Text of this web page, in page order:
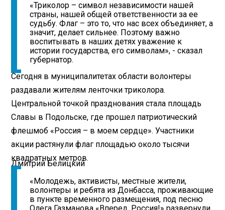
«Триколор – символ независимости нашей
страны, нашей общей ответственности за ее
судьбу. Флаг – это то, что нас всех объединяет, а
значит, делает сильнее. Поэтому важно
воспитывать в наших детях уважение к
истории государства, его символам», - сказал
губернатор.
Сегодня в муниципалитетах области волонтеры
раздавали жителям ленточки триколора.
Центральной точкой празднования стала площадь
Славы в Подольске, где прошел патриотический
флешмоб «Россия – в моем сердце». Участники
акции растянули флаг площадью около тысячи
квадратных метров.
Дмитрий Белицкий
«Молодежь, активисты, местные жители,
волонтеры и ребята из Донбасса, проживающие
в пункте временного размещения, под песню